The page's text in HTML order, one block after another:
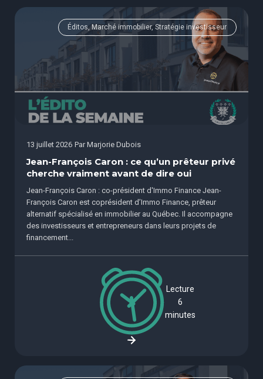
Éditos, Marché immobilier, Stratégie investisseur
13 juillet 2026 Par Marjorie Dubois
Jean-François Caron : ce qu’un prêteur privé
cherche vraiment avant de dire oui
Jean-François Caron : co-président d'Immo Finance Jean-
François Caron est coprésident d’Immo Finance, prêteur
alternatif spécialisé en immobilier au Québec. Il accompagne
des investisseurs et entrepreneurs dans leurs projets de
financement...
Lecture
6
minutes